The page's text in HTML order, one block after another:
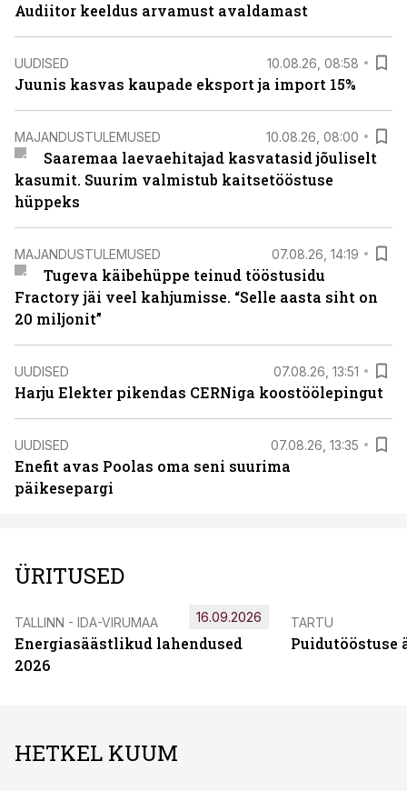
Audiitor keeldus arvamust avaldamast
UUDISED 10.08.26, 08:58
Juunis kasvas kaupade eksport ja import 15%
MAJANDUSTULEMUSED 10.08.26, 08:00
Saaremaa laevaehitajad kasvatasid jõuliselt
kasumit. Suurim valmistub kaitsetööstuse
hüppeks
MAJANDUSTULEMUSED 07.08.26, 14:19
Tugeva käibehüppe teinud tööstusidu
Fractory jäi veel kahjumisse. “Selle aasta siht on
20 miljonit”
UUDISED 07.08.26, 13:51
Harju Elekter pikendas CERNiga koostöölepingut
UUDISED 07.08.26, 13:35
Enefit avas Poolas oma seni suurima
päikesepargi
ÜRITUSED
TALLINN - IDA-VIRUMAA
Energiasäästlikud lahendused
2026
16.09.2026 TARTU
Puidutööstuse
HETKEL KUUM